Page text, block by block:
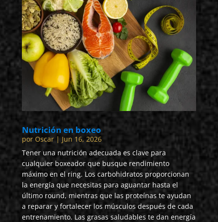
Nutrición en boxeo
por Oscar| Jun 16, 2026
Tener una nutrición adecuada es clave para
cualquier boxeador que busque rendimiento
máximo en el ring. Los carbohidratos proporcionan
la energía que necesitas para aguantar hasta el
último round, mientras que las proteínas te ayudan
a reparar y fortalecer los músculos después de cada
entrenamiento. Las grasas saludables te dan energía